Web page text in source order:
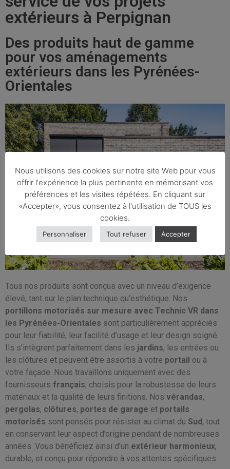
extérieurs à Perpignan
Des produits haut de gamme
pour vos aménagements
extérieurs dans les Pyrénées-
Orientales
Tous nos produits sont conçus avec un niveau d’exigence
élevé, tant sur le plan technique qu’esthétique. Nos
portillons motorisés sur mesure avec Technic VR dans
les Pyrénées-Orientales sont particulièrement appréciés
pour leur fiabilité, leur facilité d’usage et leur design soigné.
Ils s’intègrent parfaitement dans les jardins, les entrées ou
les clôtures et peuvent être assortis à votre portail ou à
votre façade. Nous travaillons uniquement avec des
fournisseurs français, choisis pour la robustesse de leurs
matériaux et la qualité de leurs finitions. Nos vérandas,
pergolas, clôtures, portes de garage et portails
motorisés sont pensés pour résister au climat du Sud , tout
en conservant leur aspect d’origine pendant de nombreuses
années. Vous bénéficiez ainsi d’un extérieur harmonieux,
durable, et conçu pour répondre à vos attentes spécifiques.
Nous utilisons des cookies sur notre site Web pour vous
offrir l'expérience la plus pertinente en mémorisant vos
préférences et les visites répétées. En cliquant sur
«Accepter», vous consentez à l'utilisation de TOUS les
cookies.
Personnaliser Tout refuser Accepter